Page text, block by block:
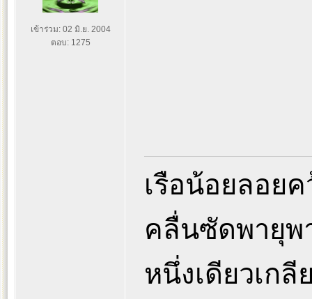
เข้าร่วม: 02 มิ.ย. 2004
ตอบ: 1275
เรือน้อยลอย
คลื่นซัดพายุพ
หนึ่งเดียวเก